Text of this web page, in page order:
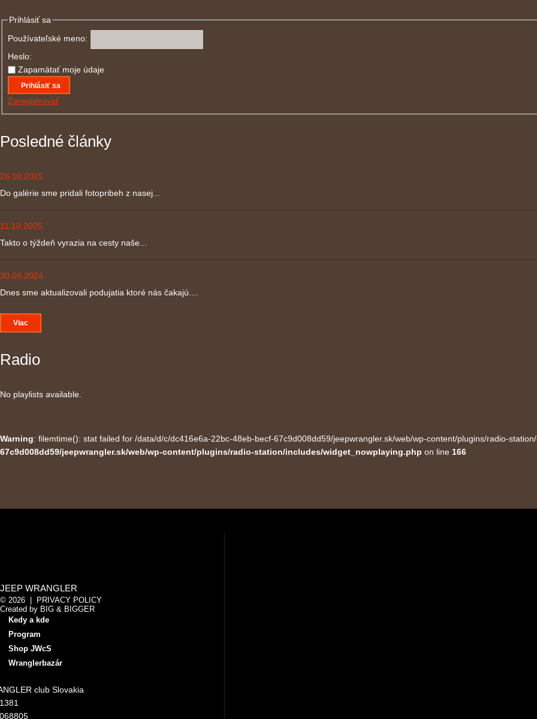
Prihlásiť sa
Používateľské meno:
Heslo:
Zapamätať moje údaje
Prihlásiť sa
Zaregistrovať
Posledné články
26.10.2025
Do galérie sme pridali fotopribeh z nasej...
11.10.2025
Takto o týždeň vyrazia na cesty naše...
30.09.2024
Dnes sme aktualizovali podujatia ktoré nás čakajú....
Viac
Radio
No playlists available.
Warning: filemtime(): stat failed for /data/d/c/dc416e6a-22bc-48eb-becf-67c9d008dd59/jeepwrangler.sk/web/wp-content/plugins/radio-
67c9d008dd59/jeepwrangler.sk/web/wp-content/plugins/radio-station/includes/widget_nowplaying.php on line 166
JEEP WRANGLER
© 2026 |
PRIVACY POLICY
Created by BIG & BIGGER
Kedy a kde
Program
Shop JWcS
Wranglerbazár
club Slovakia